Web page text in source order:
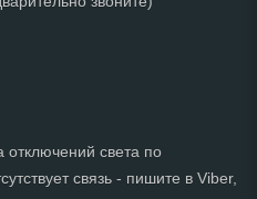
отключений света по
связь - пишите в Viber,